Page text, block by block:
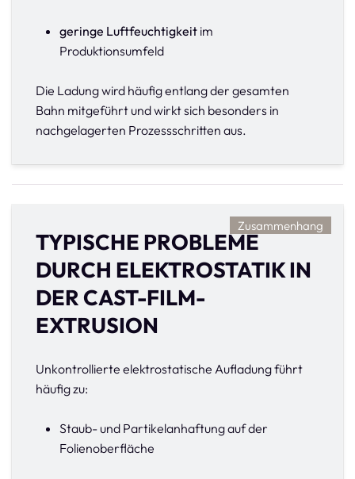
geringe Luftfeuchtigkeit im
Produktionsumfeld
Die Ladung wird häufig entlang der gesamten
Bahn mitgeführt und wirkt sich besonders in
nachgelagerten Prozessschritten aus.
Zusammenhang
TYPISCHE PROBLEME
DURCH ELEKTROSTATIK IN
DER CAST-FILM-
EXTRUSION
Unkontrollierte elektrostatische Aufladung führt
häufig zu:
Staub- und Partikelanhaftung auf der
Folienoberfläche